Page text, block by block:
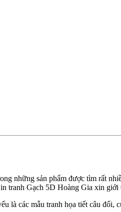
những sản phẩm được tìm rất
tranh Gạch 5D Hoàng Gia xin giới
là các mẫu tranh họa tiết câu